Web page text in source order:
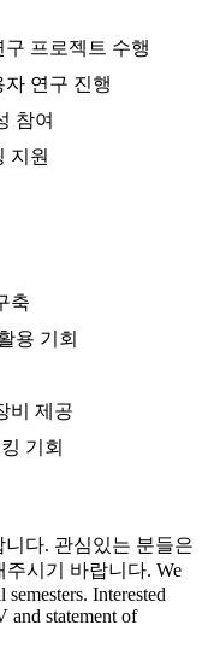
프로젝트 수행
연구 진행
참여
지원
축
용 기회
비 제공
기회
다. 관심있는 분들은
시기 바랍니다. We
Interested
and statement of